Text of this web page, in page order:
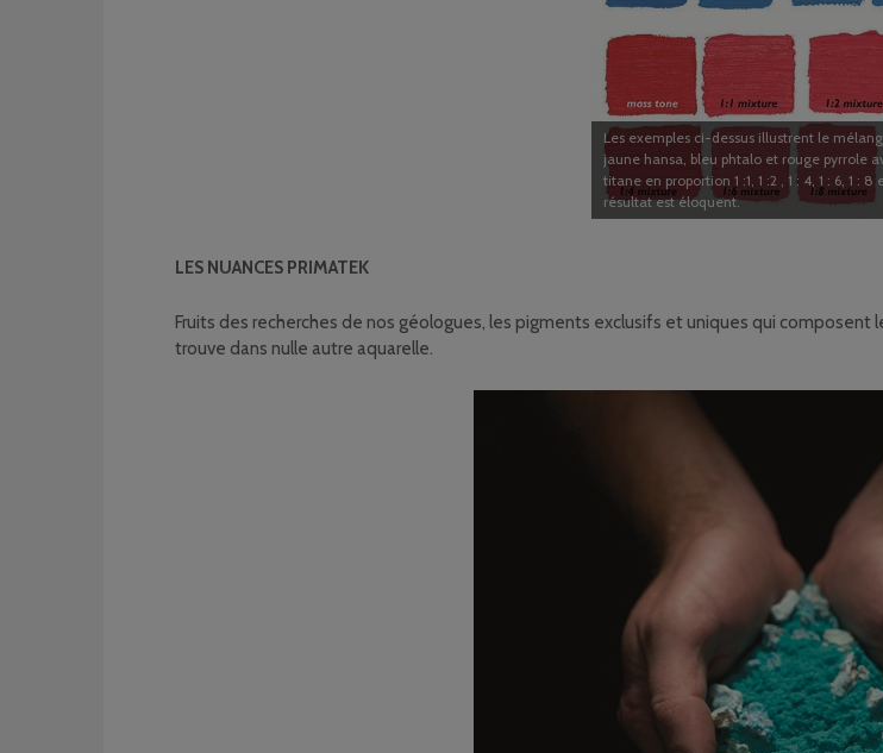
Les exemples ci-dessus illustrent le
jaune hansa, bleu phtalo et rouge pyrrole
titane en proportion 1 :1, 1 :2 , 1 : 4, 1 : 6, 1 : 8
résultat est éloquent.
LES NUANCES PRIMATEK
Fruits des recherches de nos géologues, les pigments exclusifs et uniques qui
trouve dans nulle autre aquarelle.